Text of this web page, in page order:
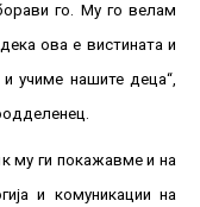
го. Му го велам
ова е вистината и
учиме нашите деца“,
му ги покажавме и на
и комуникации на